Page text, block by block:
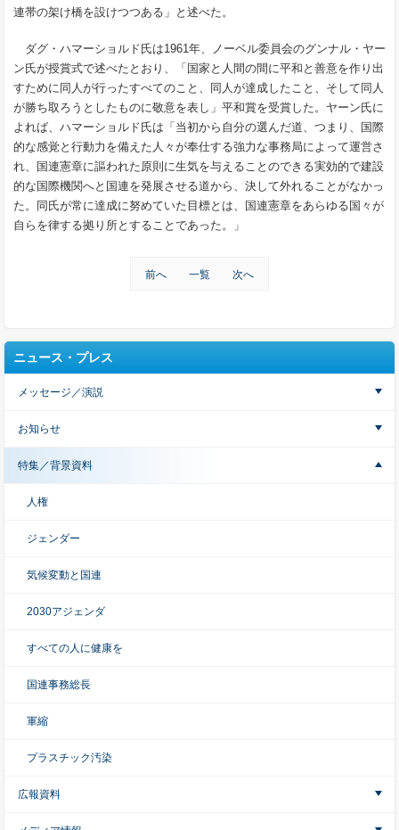
連帯の架け橋を設けつつある」と述べた。
ダグ・ハマーショルド氏は1961年、ノーベル委員会のグンナル・ヤー
ン氏が授賞式で述べたとおり、「国家と人間の間に平和と善意を作り出
すために同人が行ったすべてのこと、同人が達成したこと、そして同人
が勝ち取ろうとしたものに敬意を表し」平和賞を受賞した。ヤーン氏に
よれば、ハマーショルド氏は「当初から自分の選んだ道、つまり、国際
的な感覚と行動力を備えた人々が奉仕する強力な事務局によって運営さ
れ、国連憲章に謳われた原則に生気を与えることのできる実効的で建設
的な国際機関へと国連を発展させる道から、決して外れることがなかっ
た。同氏が常に達成に努めていた目標とは、国連憲章をあらゆる国々が
自らを律する拠り所とすることであった。」
前へ 一覧 次へ
ニュース・プレス
メッセージ／演説
お知らせ
特集／背景資料
人権
ジェンダー
気候変動と国連
2030アジェンダ
すべての人に健康を
国連事務総長
軍縮
プラスチック汚染
広報資料